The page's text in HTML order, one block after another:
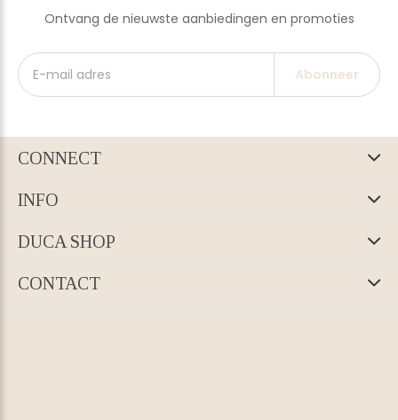
Ontvang de nieuwste aanbiedingen en promoties
Abonneer
CONNECT
INFO
DUCA SHOP
CONTACT